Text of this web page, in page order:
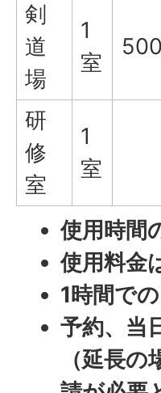
剣
道
場
1
室
研
修
室
1
室
使用時間
使用料金
1時間で
予約、当
（延長